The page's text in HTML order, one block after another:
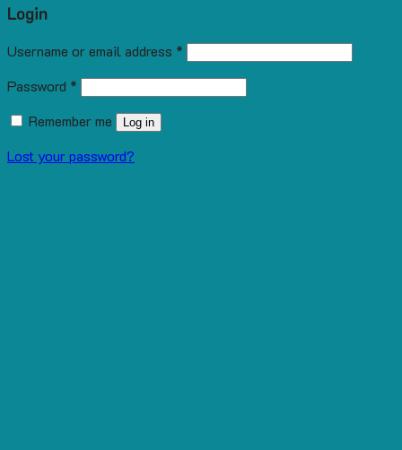
Login
Username or email address *
Password *
Remember me
Log in
Lost your password?